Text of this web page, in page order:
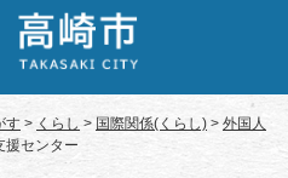
す > くらし > 国際関係(くらし) > 外国人
援センター